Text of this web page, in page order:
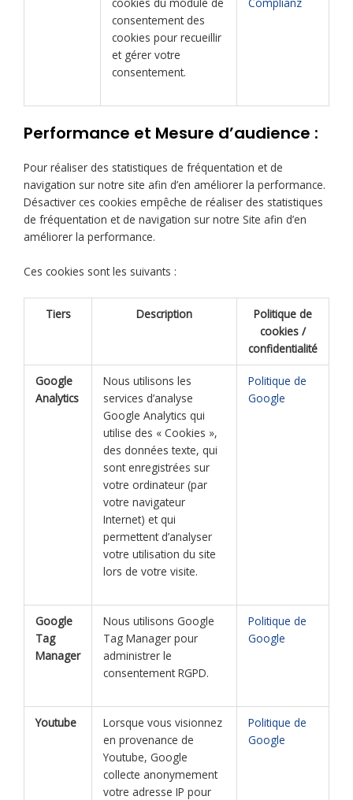
consentement des
cookies pour recueillir
et gérer votre
consentement.
Performance et Mesure d’audience :
Pour réaliser des statistiques de fréquentation et de
navigation sur notre site afin d’en améliorer la performance.
Désactiver ces cookies empêche de réaliser des statistiques
de fréquentation et de navigation sur notre Site afin d’en
améliorer la performance.
Ces cookies sont les suivants :
Tiers Description
Politique de
cookies /
confidentialité
Google
Analytics
Nous utilisons les
services d’analyse
Google Analytics qui
utilise des « Cookies »,
des données texte, qui
sont enregistrées sur
votre ordinateur (par
votre navigateur
Internet) et qui
permettent d’analyser
votre utilisation du site
lors de votre visite.
Politique de
Google
Google
Tag
Manager
Nous utilisons Google
Tag Manager pour
administrer le
consentement RGPD.
Politique de
Google
Youtube
Lorsque vous visionnez
en provenance de
Youtube, Google
collecte anonymement
votre adresse IP pour
Politique de
Google